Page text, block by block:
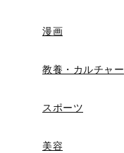
漫画
教養・カルチャー
スポーツ
美容